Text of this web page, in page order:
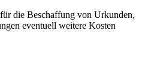
die Beschaffung von Urkunden,
eventuell weitere Kosten